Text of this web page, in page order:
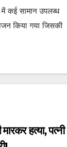
कई सामान उपलब्ध
किया गया जिसकी
हत्या, पत्नी